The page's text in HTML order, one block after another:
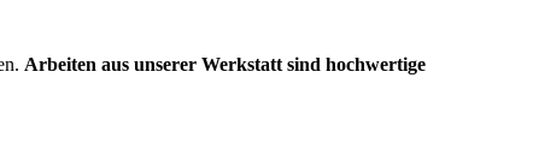
Arbeiten aus unserer Werkstatt sind hochwertige